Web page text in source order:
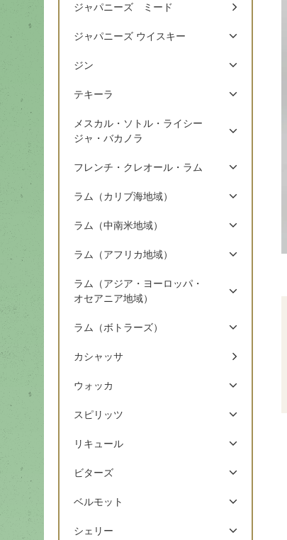
ジャパニーズ ミード
ジャパニーズ ウイスキー
ジン
テキーラ
メスカル・ソトル・ライシー
ジャ・バカノラ
フレンチ・クレオール・ラム
ラム（カリブ海地域）
ラム（中南米地域）
ラム（アフリカ地域）
ラム（アジア・ヨーロッパ・
オセアニア地域）
ラム（ボトラーズ）
カシャッサ
ウォッカ
スピリッツ
リキュール
ビターズ
ベルモット
シェリー